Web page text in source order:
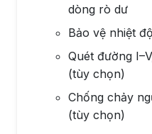
dòng rò dư
Bảo vệ nhiệt
Quét đường
(tùy chọn)
Chống chảy
(tùy chọn)